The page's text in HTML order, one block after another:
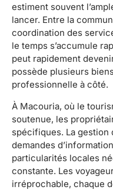
estiment souvent
lancer. Entre la
coordination des
le temps s’accumule
peut rapidement
possède plusieurs
professionnelle à côté.
À Macouria, où le
soutenue, les
spécifiques. La gestion
demandes
particularités locales
constante. Les
irréprochable, chaque